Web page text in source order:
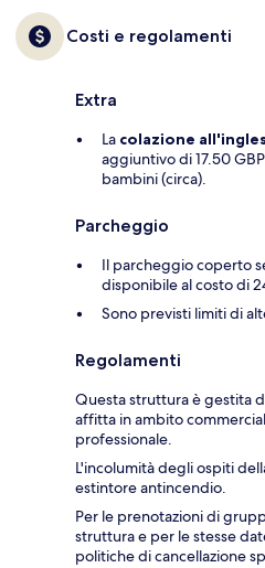
Costi e regolamenti
Extra
La colazione
aggiuntivo di 17.50
bambini (circa).
Parcheggio
Il parcheggio coperto
disponibile al costo di
Sono previsti limiti di
Regolamenti
Questa struttura è gestita
affitta in ambito
professionale.
L'incolumità degli ospiti
estintore antincendio.
Per le prenotazioni di
struttura e per le stesse
politiche di cancellazione